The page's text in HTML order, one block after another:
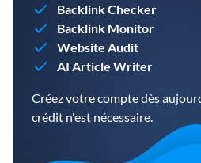
Backlink Checker
Backlink Monitor
Website Audit
AI Article Writer
Créez votre compte dès
crédit n'est nécessaire.